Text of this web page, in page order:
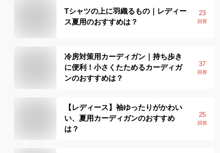
Tシャツの上に羽織るもの｜レディー
ス夏用のおすすめは？
23
回答
冷房対策用カーディガン｜持ち歩き
に便利！小さくたためるカーディガ
ンのおすすめは？
37
回答
【レディース】袖ゆったりがかわい
い、夏用カーディガンのおすすめ
は？
25
回答